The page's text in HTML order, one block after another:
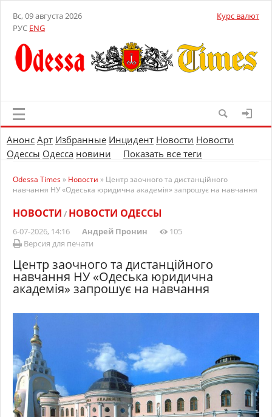
Вс, 09 августа 2026
РУС ENG
Курс валют
Анонс Арт Избранные Инцидент Новости Новости
Одессы Одесса новини Показать все теги
Odessa Times» Новости » Центр заочного та дистанційного
навчання НУ «Одеська юридична академія» запрошує на навчання
НОВОСТИ / НОВОСТИ ОДЕССЫ
6-07-2026, 14:16 Андрей Пронин
105
Версия для печати
Центр заочного та дистанційного
навчання НУ «Одеська юридична
академія» запрошує на навчання